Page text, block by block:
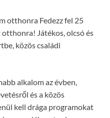
otthonra Fedezz fel 25
Játékos, olcsó és
közös családi
alkalom az évben,
és a közös
kell drága programokat